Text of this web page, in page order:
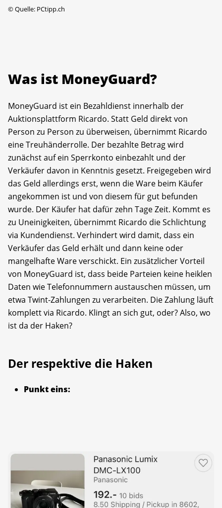
©Quelle: PCtipp.ch
Was ist MoneyGuard?
MoneyGuard ist ein Bezahldienst innerhalb der
Auktionsplattform Ricardo. Statt Geld direkt von
Person zu Person zu überweisen, übernimmt Ricardo
eine Treuhänderrolle. Der bezahlte Betrag wird
zunächst auf ein Sperrkonto einbezahlt und der
Verkäufer davon in Kenntnis gesetzt. Freigegeben wird
das Geld allerdings erst, wenn die Ware beim Käufer
angekommen ist und von diesem für gut befunden
wurde. Der Käufer hat dafür zehn Tage Zeit. Kommt es
zu Uneinigkeiten, übernimmt Ricardo die Schlichtung
via Kundendienst. Verhindert wird damit, dass ein
Verkäufer das Geld erhält und dann keine oder
mangelhafte Ware verschickt. Ein zusätzlicher Vorteil
von MoneyGuard ist, dass beide Parteien keine heiklen
Daten wie Telefonnummern austauschen müssen, um
etwa Twint-Zahlungen zu verarbeiten. Die Zahlung läuft
komplett via Ricardo. Klingt an sich gut, oder? Also, wo
ist da der Haken?
Der respektive die Haken
Punkt eins: